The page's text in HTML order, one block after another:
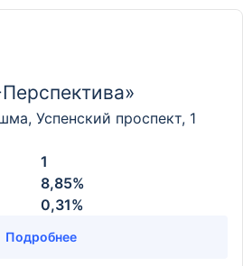
Успенский проспект, 1
1
8,85%
0,31%
Подробнее